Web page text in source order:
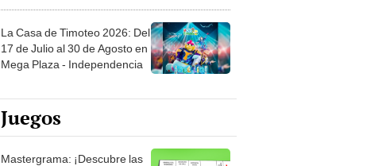
La Casa de Timoteo 2026: Del
17 de Julio al 30 de Agosto en
Mega Plaza - Independencia
Juegos
Mastergrama: ¡Descubre las